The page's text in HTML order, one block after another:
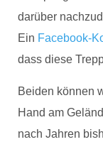
darüber
Ein Facebook-
dass diese
Beiden können
Hand am
nach Jahren